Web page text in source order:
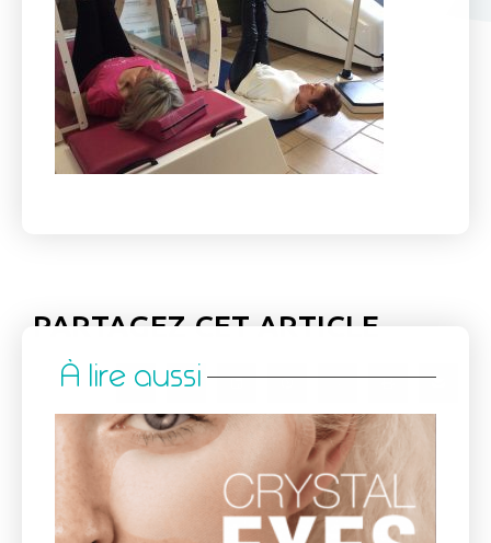
PARTAGEZ CET ARTICLE
À lire aussi